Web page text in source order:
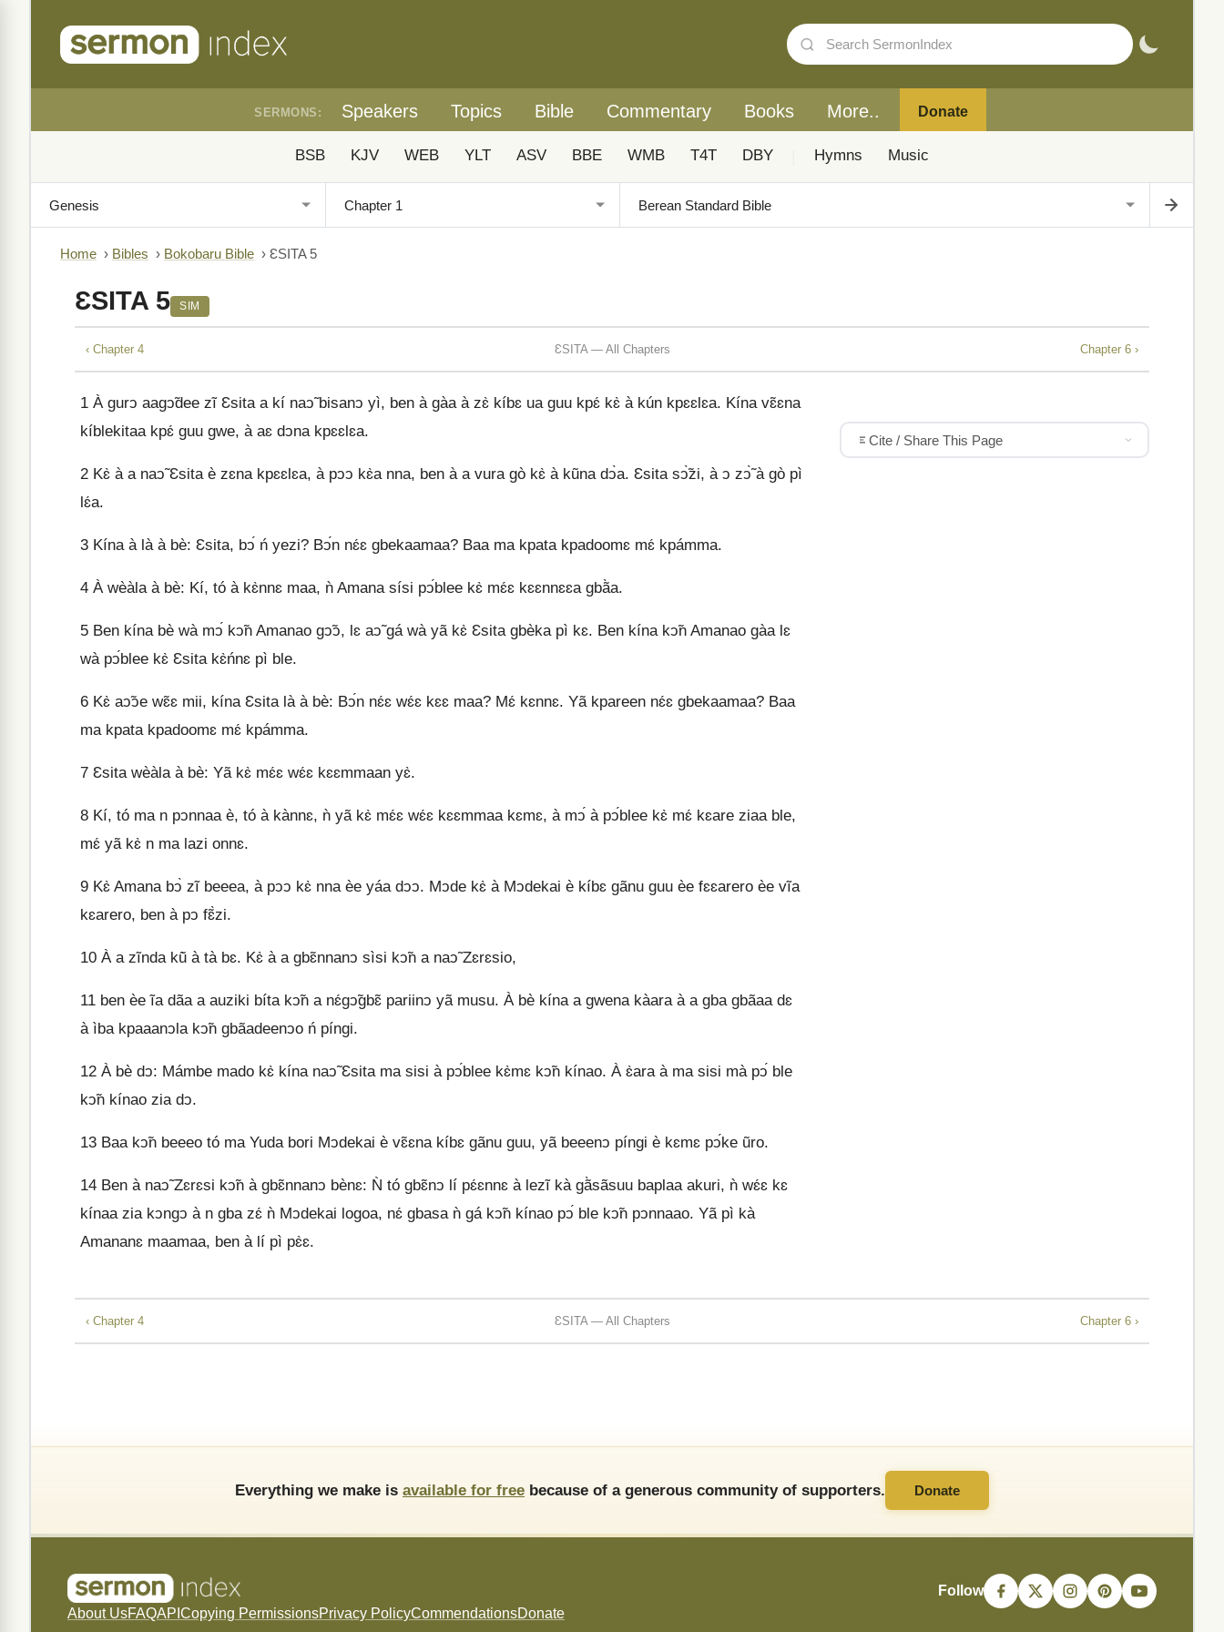
SERMONS: Speakers Topics Bible Commentary Books More.. Donate
BSB KJV WEB YLT ASV BBE WMB T4T DBY Hymns Music
Home › Bibles › Bokobaru Bible › ƐSITA 5
ƐSITA 5 SIM
‹ Chapter 4 ƐSITA — All Chapters Chapter 6 ›
1 À gurↄ aagↄ̃dee zĩ Ɛsita a kí naↄ̃ bisanↄ yì, ben à gàa à zɛ̀ kíbɛ ua guu kpɛ́ kɛ̀ à kún kpɛɛlɛa. Kína vɛ̃ɛna
kíblekitaa kpɛ́ guu gwe, à aɛ dↄna kpɛɛlɛa.
2 Kɛ̀ à a naↄ̃ Ɛsita è zɛna kpɛɛlɛa, à pↄↄ kɛ̀a nna, ben à a vura gò kɛ̀ à kũna dↄ̀a. Ɛsita sↄ̃̀zi, à ↄ zↄ̃̀ à gò pì
lɛ́a.
3 Kína à là à bè: Ɛsita, bↄ́ ń yezi? Bↄ́n nɛ́ɛ gbekaamaa? Baa ma kpata kpadoomɛ mɛ́ kpámma.
4 À wèàla à bè: Kí, tó à kɛ̀nnɛ maa, ǹ Amana sísi pↄ́blee kɛ̀ mɛ́ɛ kɛɛnnɛɛa gbã̀a.
5 Ben kína bè wà mↄ́ kↄ̃n Amanao gↄ̃ↄ, lɛ aↄ̃ gá wà yã kɛ̀ Ɛsita gbèka pì kɛ. Ben kína kↄ̃n Amanao gàa lɛ
wà pↄ́blee kɛ̀ Ɛsita kɛ̀ńnɛ pì ble.
6 Kɛ̀ aↄ̃ↄe wɛ̃ɛ mii, kína Ɛsita là à bè: Bↄ́n nɛ́ɛ wɛ́ɛ kɛɛ maa? Mɛ́ kɛnnɛ. Yã kpareen nɛ́ɛ gbekaamaa? Baa
ma kpata kpadoomɛ mɛ́ kpámma.
7 Ɛsita wèàla à bè: Yã kɛ̀ mɛ́ɛ wɛ́ɛ kɛɛmmaan yɛ̀.
8 Kí, tó ma n pↄnnaa è, tó à kànnɛ, ǹ yã kɛ̀ mɛ́ɛ wɛ́ɛ kɛɛmmaa kɛmɛ, à mↄ́ à pↄ́blee kɛ̀ mɛ́ kɛare ziaa ble,
mɛ́ yã kɛ̀ n ma lazi onnɛ.
9 Kɛ̀ Amana bↄ̀ zĩ beeea, à pↄↄ kɛ̀ nna èe yáa dↄↄ. Mↄde kɛ̀ à Mↄdekai è kíbɛ gãnu guu èe fɛɛarero èe vĩa
kɛarero, ben à pↄ fɛ̃̀zi.
10 À a zĩnda kũ̀ à tà bɛ. Kɛ̀ à a gbɛ̃nnanↄ sìsi kↄ̃n a naↄ̃ Zɛrɛsio,
11 ben èe ĩa dãa a auziki bíta kↄ̃n a nɛ́gↄ̃gbɛ̃ pariinↄ yã musu. À bè kína a gwena kàara à a gba gbãaa dɛ
à ìba kpaaanↄla kↄ̃n gbãadeenↄo ń píngi.
12 À bè dↄ: Mámbe mado kɛ̀ kína naↄ̃ Ɛsita ma sisi à pↄ́blee kɛ̀mɛ kↄ̃n kínao. À ɛ̀ara à ma sisi mà pↄ́ ble
kↄ̃n kínao zia dↄ.
13 Baa kↄ̃n beeeo tó ma Yuda bori Mↄdekai è vɛ̃ɛna kíbɛ gãnu guu, yã beeenↄ píngi è kɛmɛ pↄ́ke ũro.
14 Ben à naↄ̃ Zɛrɛsi kↄ̃n à gbɛ̃nnanↄ bènɛ: Ǹ tó gbɛ̃nↄ lí pɛ́ɛnnɛ à lezĩ kà gã̀sãsuu baplaa akuri, ǹ wɛ́ɛ kɛ
kínaa zia kↄngↄ à n gba zɛ́ ǹ Mↄdekai logoa, nɛ́ gbasa ǹ gá kↄ̃n kínao pↄ́ ble kↄ̃n pↄnnaao. Yã pì kà
Amananɛ maamaa, ben à lí pì pɛ̀ɛ.
Cite / Share This Page
‹ Chapter 4 ƐSITA — All Chapters Chapter 6 ›
Everything we make is available for free because of a generous community of supporters. Donate
About UsFAQAPI Copying PermissionsPrivacy PolicyCommendationsDonate
Follow